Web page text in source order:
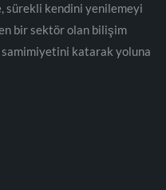
sürekli kendini yenilemeyi
bir sektör olan bilişim
samimiyetini katarak yoluna